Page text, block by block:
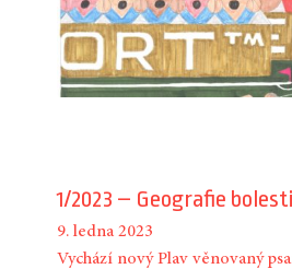
1/2023 – Geografie bolesti
9. ledna 2023
Vychází nový Plav věnovaný